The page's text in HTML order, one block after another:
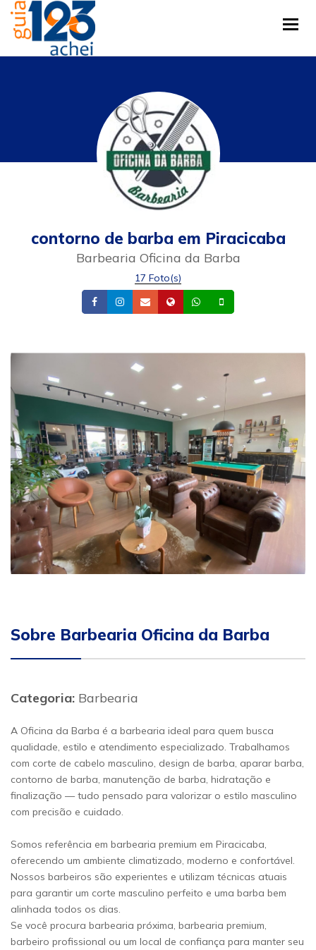
contorno de barba em Piracicaba
Barbearia Oficina da Barba
17 Foto(s)
FacebookInstagram
Email Site Whatsapp
Sobre Barbearia Oficina da Barba
Categoria: Barbearia
A Oficina da Barba é a barbearia ideal para quem busca
qualidade, estilo e atendimento especializado. Trabalhamos
com corte de cabelo masculino, design de barba, aparar barba,
contorno de barba, manutenção de barba, hidratação e
finalização — tudo pensado para valorizar o estilo masculino
com precisão e cuidado.
Somos referência em barbearia premium em Piracicaba,
oferecendo um ambiente climatizado, moderno e confortável.
Nossos barbeiros são experientes e utilizam técnicas atuais
para garantir um corte masculino perfeito e uma barba bem
alinhada todos os dias.
Se você procura barbearia próxima, barbearia premium,
barbeiro profissional ou um local de confiança para manter seu